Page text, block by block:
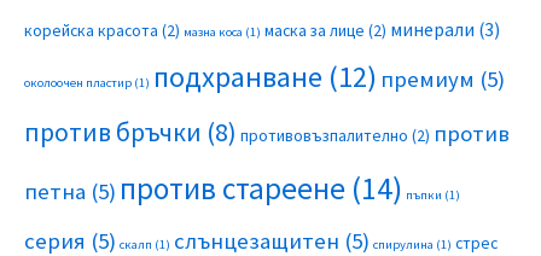
корейска красота (2) мазна коса (1) маска за лице (2) минерали (3)
околоочен пластир (1) подхранване (12) премиум (5)
против бръчки (8) противовъзпалително (2) против
петна (5) против стареене (14) пъпки (1)
серия (5) скалп (1) слънцезащитен (5) спирулина (1) стрес